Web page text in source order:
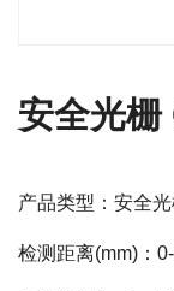
安全光
产品类型：安全
检测距离(mm)：